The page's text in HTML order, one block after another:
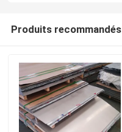
Produits recommandés